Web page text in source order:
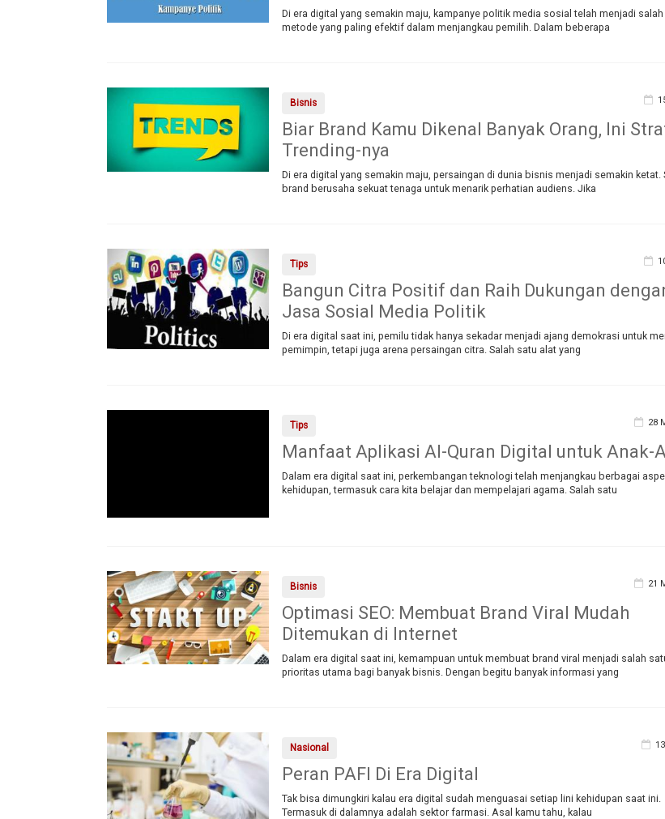
Di era digital yang semakin maju, kampanye politik media sosial telah menjadi
metode yang paling efektif dalam menjangkau pemilih. Dalam beberapa
Bisnis
Biar Brand Kamu Dikenal Banyak Orang, Ini
Trending-nya
Di era digital yang semakin maju, persaingan di dunia bisnis menjadi semakin ketat.
brand berusaha sekuat tenaga untuk menarik perhatian audiens. Jika
Tips
Bangun Citra Positif dan Raih Dukungan
Jasa Sosial Media Politik
Di era digital saat ini, pemilu tidak hanya sekadar menjadi ajang demokrasi untuk
pemimpin, tetapi juga arena persaingan citra. Salah satu alat yang
Tips 28
Manfaat Aplikasi Al-Quran Digital untuk Anak-
Dalam era digital saat ini, perkembangan teknologi telah menjangkau berbagai
kehidupan, termasuk cara kita belajar dan mempelajari agama. Salah satu
Bisnis 21
Optimasi SEO: Membuat Brand Viral Mudah
Ditemukan di Internet
Dalam era digital saat ini, kemampuan untuk membuat brand viral menjadi salah
prioritas utama bagi banyak bisnis. Dengan begitu banyak informasi yang
Nasional
Peran PAFI Di Era Digital
Tak bisa dimungkiri kalau era digital sudah menguasai setiap lini kehidupan saat ini.
Termasuk di dalamnya adalah sektor farmasi. Asal kamu tahu, kalau